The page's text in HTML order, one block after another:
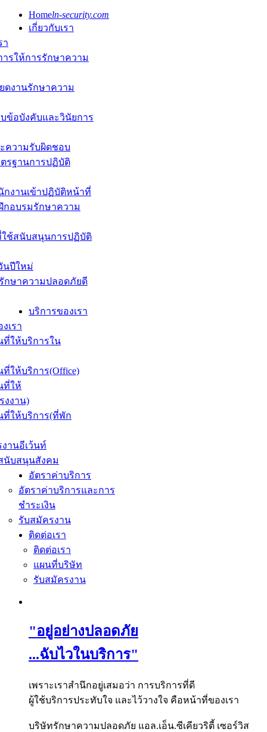
Homeln-security.com
เกี่ยวกับเรา
า
ารให้การรักษาความ
ดงานรักษาความ
บข้อบังคับและวินัยการ
ความรับผิดชอบ
รฐานการปฏิบัติ
กงานเข้าปฏิบัติหน้าที่
กอบรมรักษาความ
ช้สนับสนุนการปฏิบัติ
นปีใหม่
กษาความปลอดภัยดี
บริการของเรา
เรา
ที่ให้บริการใน
ให้บริการ(Office)
ที่ให้
งงาน)
ที่ให้บริการ(ที่พัก
านอีเว้นท์
นับสนุนสังคม
อัตราค่าบริการ
อัตราค่าบริการและการ
ชำระเงิน
รับสมัครงาน
ติดต่อเรา
ติดต่อเรา
แผนที่บริษัท
รับสมัครงาน
"อยู่อย่างปลอดภัย
...ฉับไวในบริการ"
เพราะเราสำนึกอยู่เสมอว่า การบริการที่ดี
ผู้ใช้บริการประทับใจ และไว้วางใจ คือหน้าที่ของเรา
บริษัทรักษาความปลอดภัย แอล.เอ็น.ซีเคียวริตี้ เซอร์วิส